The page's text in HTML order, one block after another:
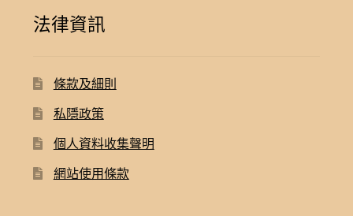
法律資訊
條款及細則
私隱政策
個人資料收集聲明
網站使用條款